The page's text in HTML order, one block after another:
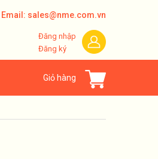
Email: sales@nme.com.vn
Đăng nhập
Đăng ký
Giỏ hàng